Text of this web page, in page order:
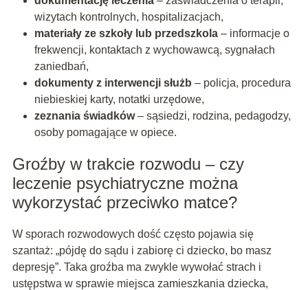
wizytach kontrolnych, hospitalizacjach,
materiały ze szkoły lub przedszkola– informacje o
frekwencji, kontaktach z wychowawcą, sygnałach
zaniedbań,
dokumenty z interwencji służb – policja, procedura
niebieskiej karty, notatki urzędowe,
zeznania świadków– sąsiedzi, rodzina, pedagodzy,
osoby pomagające w opiece.
Groźby w trakcie rozwodu – czy
leczenie psychiatryczne można
wykorzystać przeciwko matce?
W sporach rozwodowych dość często pojawia się
szantaż: „pójdę do sądu i zabiorę ci dziecko, bo masz
depresję”. Taka groźba ma zwykle wywołać strach i
ustępstwa w sprawie miejsca zamieszkania dziecka,